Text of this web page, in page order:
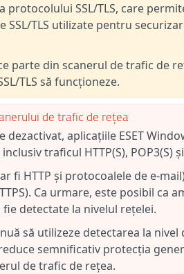
SSL/TLS, care
TLS utilizate pentru
parte din scanerul de trafic de
TLS să funcționeze.
de trafic de rețea
aplicațiile ESET
traficul HTTP(S), POP3(S) și
fi HTTP și protocoalele de e-
Ca urmare, este posibil ca
detectate la nivelul rețelei.
să utilizeze detectarea la nivel
semnificativ protecția
de trafic de rețea.